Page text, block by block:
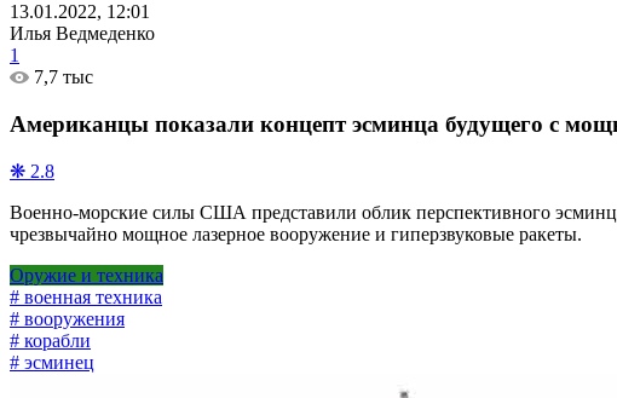
13.01.2022, 12:01
Илья Ведмеденко
1
7,7 тыс
Американцы показали концепт эсминца будущего с
❋ 2.8
Военно-морские силы США представили облик перспективного
чрезвычайно мощное лазерное вооружение и гиперзвуковые ракеты.
Оружие и техника
# военная техника
# вооружения
# корабли
# эсминец